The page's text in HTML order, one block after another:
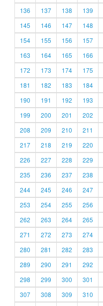
136
137 138 139
145
146 147 148
154
155 156 157
163
164 165 166
172
173 174 175
181
182 183 184
190
191 192 193
199
200 201 202
208
209 210 211
217
218 219 220
226
227 228 229
235
236 237 238
244
245 246 247
253
254 255 256
262
263 264 265
271
272 273 274
280
281 282 283
289
290 291 292
298
299 300 301
307
308 309 310